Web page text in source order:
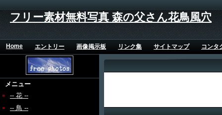
フリー素材無料写真 森の父さん花鳥風穴
Home エントリー 画像掲示板 リンク集 サイトマップ コンタ
メニュー
-- 花 --
-- 鳥 --